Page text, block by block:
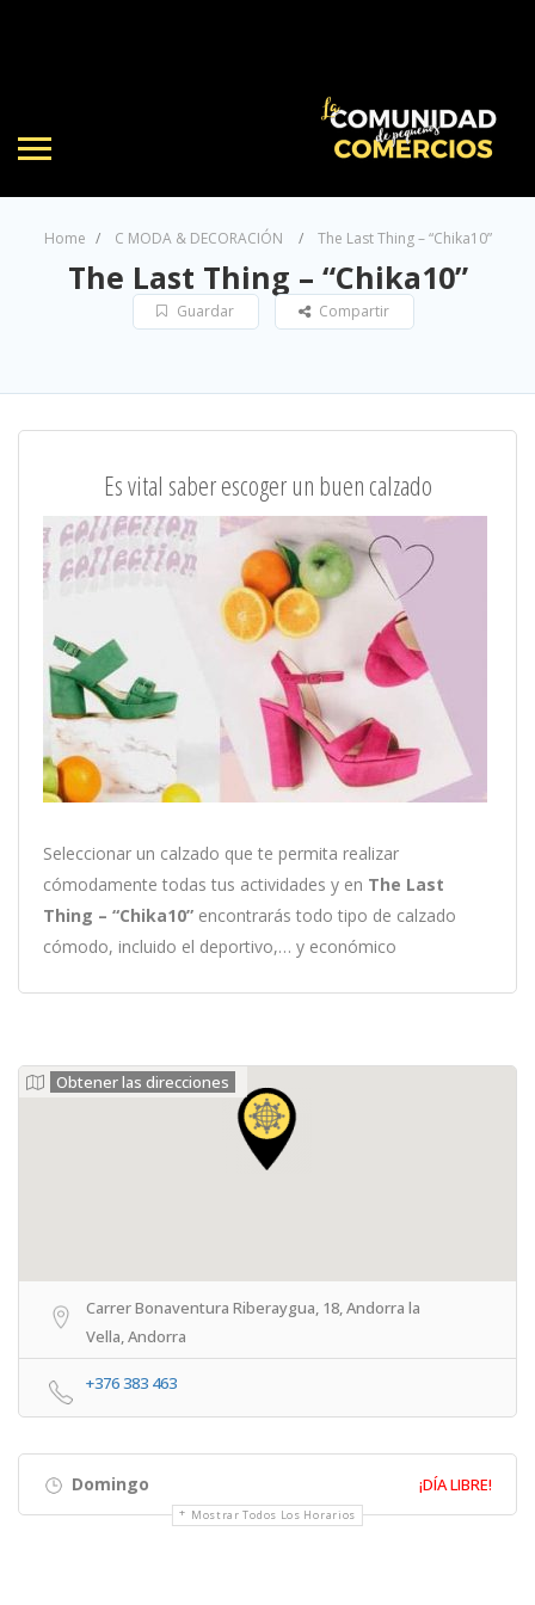
Home C MODA & DECORACIÓN The Last Thing – “Chika10”
The Last Thing – “Chika10”
Guardar Compartir
Es vital saber escoger un buen calzado
Seleccionar un calzado que te permita realizar
cómodamente todas tus actividades y en The Last
Thing – “Chika10” encontrarás todo tipo de calzado
cómodo, incluido el deportivo,… y económico
Obtener las direcciones
Carrer Bonaventura Riberaygua, 18, Andorra la
Vella, Andorra
+376 383 463
Domingo ¡DÍA LIBRE!
Mostrar Todos Los Horarios